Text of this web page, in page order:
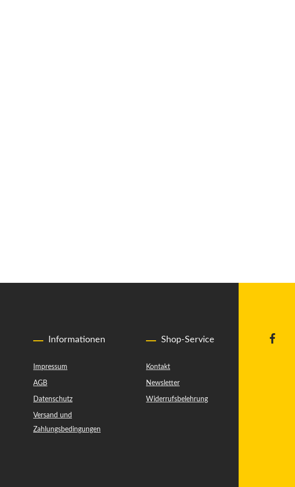
Informationen
Impressum
AGB
Datenschutz
Versand und
Zahlungsbedingungen
Shop-Service
Kontakt
Newsletter
Widerrufsbelehrung